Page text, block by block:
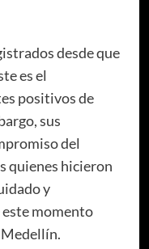
desde que
es el
positivos de
sus
del
quienes hicieron
y
momento